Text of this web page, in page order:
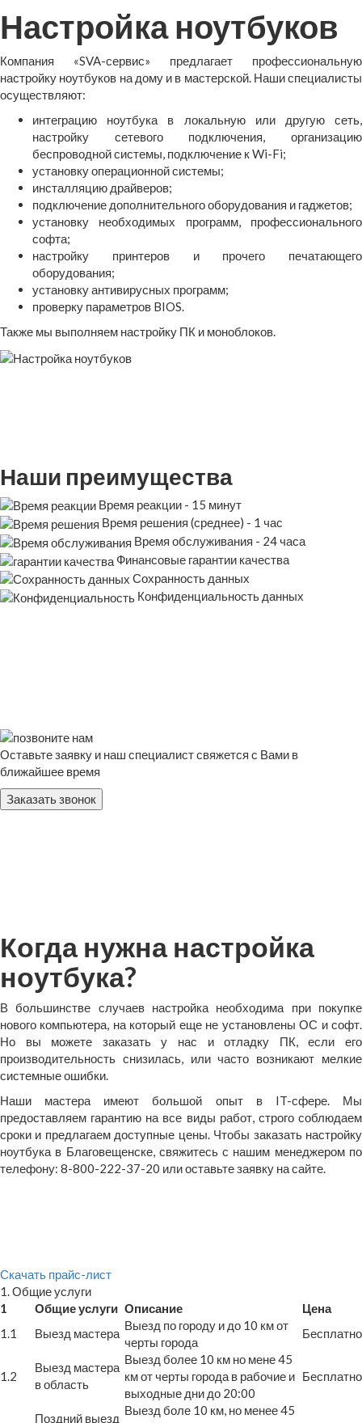
Настройка ноутбуков
Компания «SVA-сервис» предлагает профессиональную
настройку ноутбуков на дому и в мастерской. Наши специалисты
осуществляют:
интеграцию ноутбука в локальную или другую сеть,
настройку сетевого подключения, организацию
беспроводной системы, подключение к Wi-Fi;
установку операционной системы;
инсталляцию драйверов;
подключение дополнительного оборудования и гаджетов;
установку необходимых программ, профессионального
софта;
настройку принтеров и прочего печатающего
оборудования;
установку антивирусных программ;
проверку параметров BIOS.
Также мы выполняем настройку ПК и моноблоков.
Наши преимущества
Время реакции - 15 минут
Время решения (среднее) - 1 час
Время обслуживания - 24 часа
Финансовые гарантии качества
Сохранность данных
Конфиденциальность данных
Оставьте заявку и наш специалист свяжется с Вами в
ближайшее время
Заказать звонок
Когда нужна настройка
ноутбука?
В большинстве случаев настройка необходима при покупке
нового компьютера, на который еще не установлены ОС и софт.
Но вы можете заказать у нас и отладку ПК, если его
производительность снизилась, или часто возникают мелкие
системные ошибки.
Наши мастера имеют большой опыт в IT-сфере. Мы
предоставляем гарантию на все виды работ, строго соблюдаем
сроки и предлагаем доступные цены. Чтобы заказать настройку
ноутбука в Благовещенске, свяжитесь с нашим менеджером по
телефону: 8-800-222-37-20 или оставьте заявку на сайте.
Скачать прайс-лист
1. Общие услуги
1
Общие услуги Описание
Цена
1.1
Выезд мастера
Выезд по городу и до 10 км от
черты города
Бесплатно
1.2
Выезд мастера
в область
Выезд более 10 км но мене 45
км от черты города в рабочие и
выходные дни до 20:00
Бесплатно
Поздний выезд
Выезд боле 10 км, но менее 45